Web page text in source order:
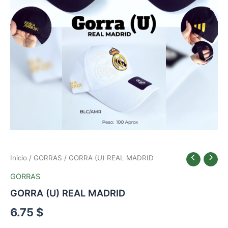
Inicio / GORRAS / GORRA (U) REAL MADRID
GORRAS
GORRA (U) REAL MADRID
6.75 $